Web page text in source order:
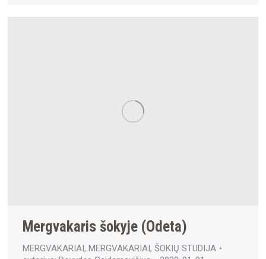
Mergvakaris šokyje (Odeta)
MERGVAKARIAI, MERGVAKARIAI, ŠOKIŲ STUDIJA